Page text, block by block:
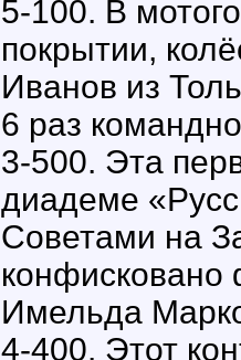
5-100. В
покрытии,
Иванов из
6 раз
3-500. Эта
диадеме
Советами на
конфисковано
Имельда
4-400. Этот